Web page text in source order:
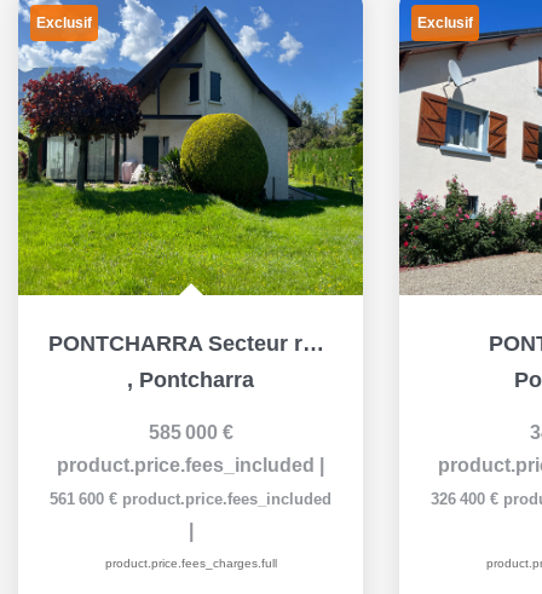
Exclusif
PONTCHARRA Secteur résidentiel
, Pontcharra
585 000 €
product.price.fees_included
561 600 € product.price.fees_included
product.price.fees_charges.full
Exclusif
326 400 €